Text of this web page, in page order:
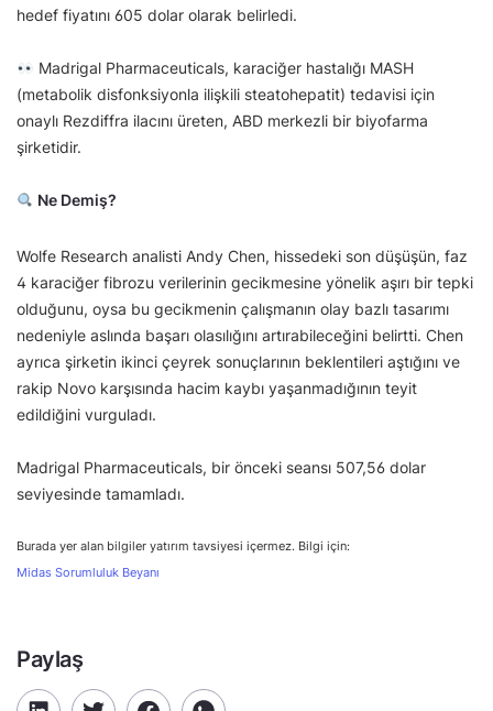
hedef fiyatını 605 dolar olarak belirledi.
Madrigal Pharmaceuticals, karaciğer hastalığı MASH
(metabolik disfonksiyonla ilişkili steatohepatit) tedavisi için
onaylı Rezdiffra ilacını üreten, ABD merkezli bir biyofarma
şirketidir.
Ne Demiş?
Wolfe Research analisti Andy Chen, hissedeki son düşüşün, faz
4 karaciğer fibrozu verilerinin gecikmesine yönelik aşırı bir tepki
olduğunu, oysa bu gecikmenin çalışmanın olay bazlı tasarımı
nedeniyle aslında başarı olasılığını artırabileceğini belirtti. Chen
ayrıca şirketin ikinci çeyrek sonuçlarının beklentileri aştığını ve
rakip Novo karşısında hacim kaybı yaşanmadığının teyit
edildiğini vurguladı.
Madrigal Pharmaceuticals, bir önceki seansı 507,56 dolar
seviyesinde tamamladı.
Burada yer alan bilgiler yatırım tavsiyesi içermez. Bilgi için:
Midas Sorumluluk Beyanı
Paylaş